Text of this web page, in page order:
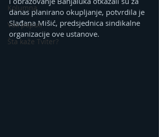
Kolumna
Vox populi
Šta kaže Tviter?
danas planirano okupljanje, potvrdila je
Slađana Mišić, predsjednica sindikalne
organizacije ove ustanove.